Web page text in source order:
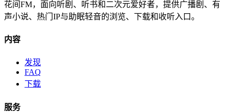
花间FM，面向听剧、听书和二次元爱好者，提供广播剧、有
声小说、热门IP与助眠轻音的浏览、下载和收听入口。
内容
发现
FAQ
下载
服务